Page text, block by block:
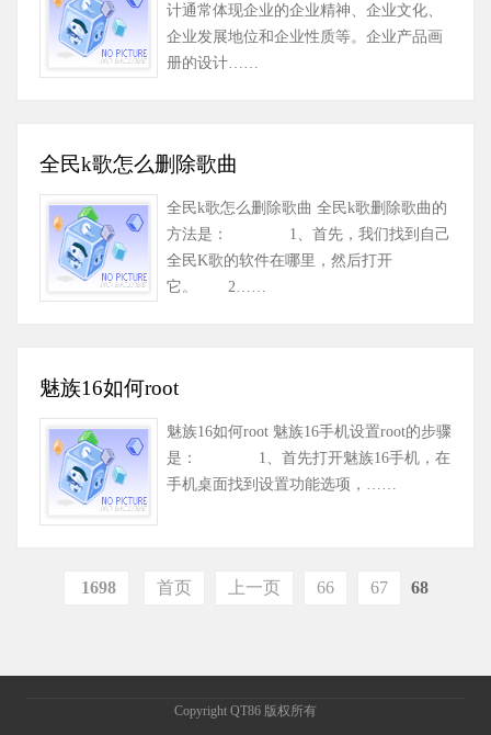
计通常体现企业的企业精神、企业文化、
企业发展地位和企业性质等。企业产品画
册的设计……
全民k歌怎么删除歌曲
全民k歌怎么删除歌曲 全民k歌删除歌曲的
方法是： 1、首先，我们找到自己
全民K歌的软件在哪里，然后打开
它。 2……
魅族16如何root
魅族16如何root 魅族16手机设置root的步骤
是： 1、首先打开魅族16手机，在
手机桌面找到设置功能选项，……
1698 首页 上一页 66 67 68
Copyright QT86 版权所有